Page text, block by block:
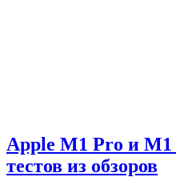
Apple M1 Pro и M1
тестов из обзоров